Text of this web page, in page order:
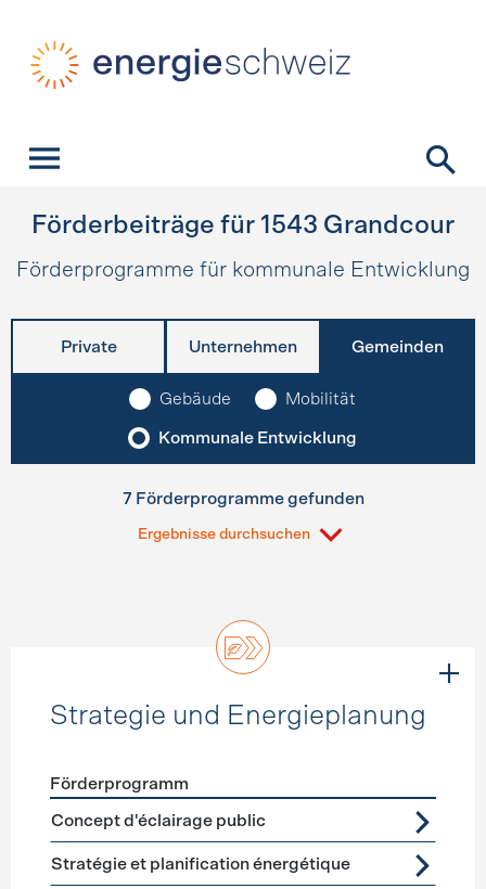
Förderbeiträge für 1543 Grandcour
Förderprogramme für kommunale Entwicklung
Private Unternehmen Gemeinden
Gebäude Mobilität
Kommunale Entwicklung
7 Förderprogramme gefunden
Ergebnisse durchsuchen
Strategie und Energieplanung
Förderprogramme Strategie und Energieplanung
Förderprogramm
Concept d'éclairage public
Stratégie et planification énergétique